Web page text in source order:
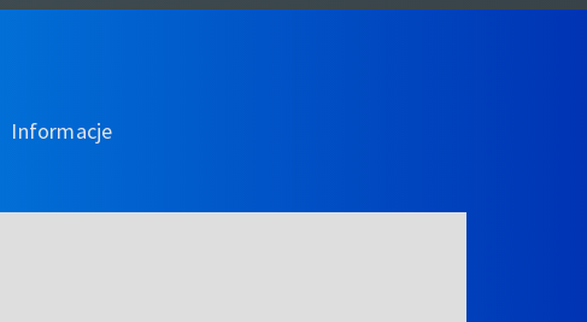
Informacje